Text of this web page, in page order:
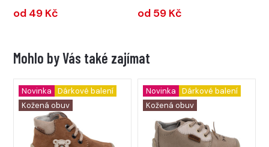
od 49 Kč od 59 Kč
Mohlo by Vás také zajímat
Novinka
Dárkové balení
Kožená obuv
Novinka
Dárkové balení
Kožená obuv